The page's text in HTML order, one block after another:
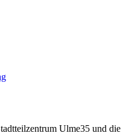
Ulme35 und